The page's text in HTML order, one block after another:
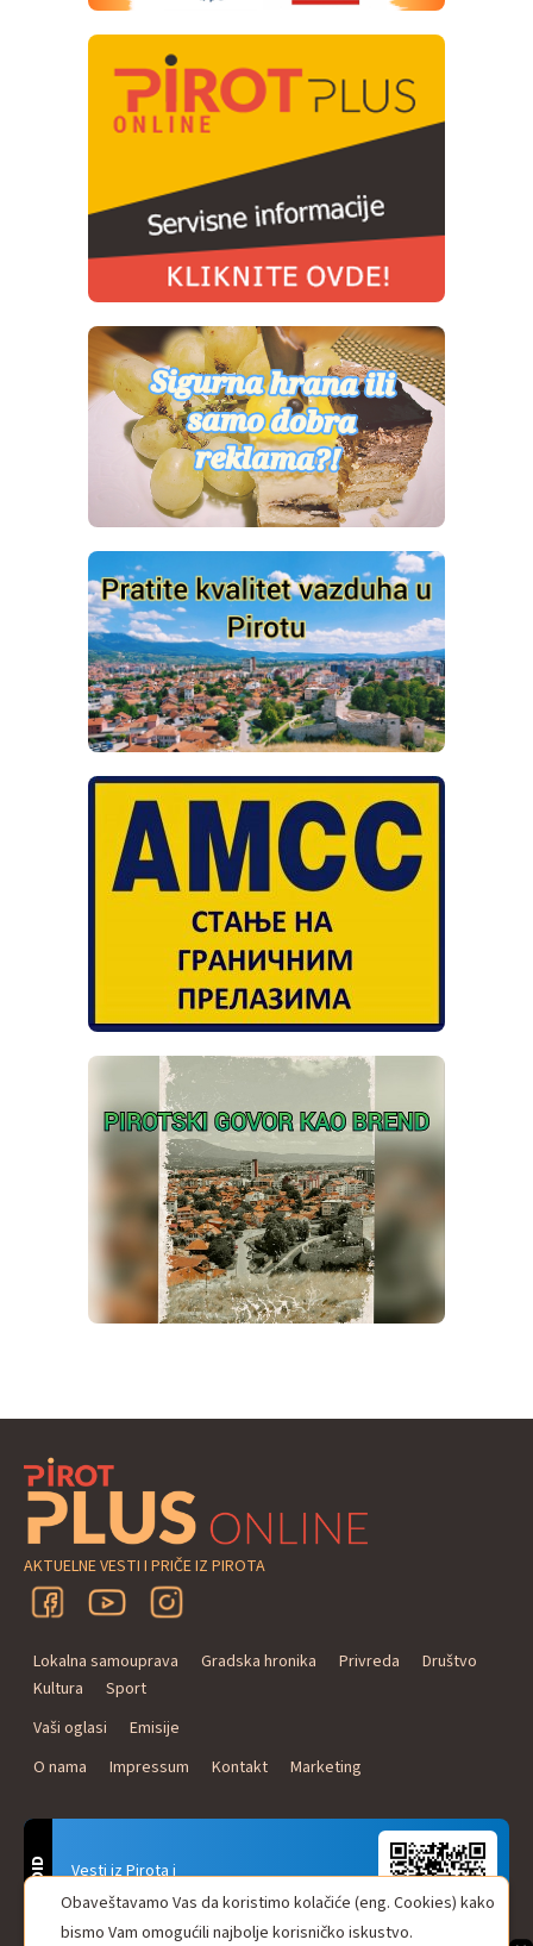
AKTUELNE VESTI I PRIČE IZ PIROTA
Lokalna samouprava Gradska hronika Privreda
Društvo
Kultura
Sport
Vaši oglasi
Emisije
O nama
Impressum Kontakt Marketing
Vesti iz Pirota i
Naxi Plus Radio
Uvek u Vašem džepu!
ANDROID Obaveštavamo Vas da koristimo kolačiće (eng. Cookies) kako
bismo Vam omogućili najbolje korisničko iskustvo.